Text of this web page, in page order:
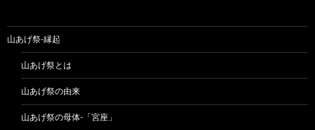
山あげ祭-縁起
山あげ祭とは
山あげ祭の由来
山あげ祭の母体-「宮座」